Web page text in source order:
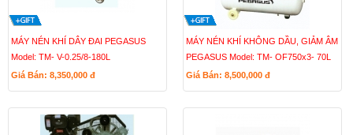
MÁY NÉN KHÍ DÂY ĐAI PEGASUS
Model: TM- V-0.25/8-180L
Giá Bán: 8,350,000 đ
MÁY NÉN KHÍ KHÔNG DẦU, GIẢM ÂM
PEGASUS Model: TM- OF750x3- 70L
Giá Bán: 8,500,000 đ